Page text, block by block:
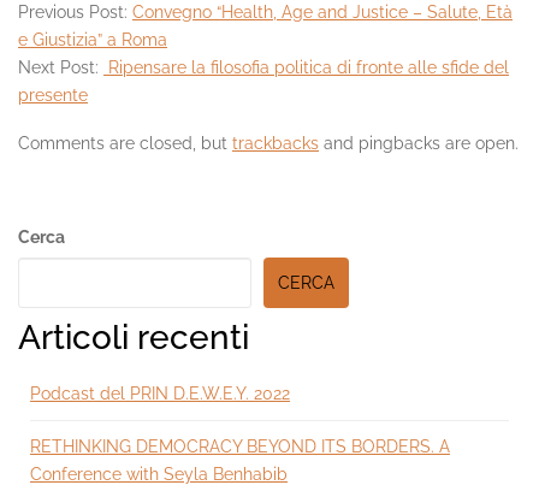
Previous Post: Convegno “Health, Age and Justice – Salute, Età
e Giustizia” a Roma
Next Post:
Ripensare la filosofia politica di fronte alle sfide del
presente
Comments are closed, but trackbacks and pingbacks are open.
Secondary
Cerca
CERCA
Articoli recenti
Podcast del PRIN D.E.W.E.Y. 2022
RETHINKING DEMOCRACY BEYOND ITS BORDERS. A
Conference with Seyla Benhabib